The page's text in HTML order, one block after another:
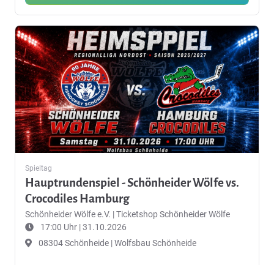
Spieltag
Hauptrundenspiel - Schönheider Wölfe vs.
Crocodiles Hamburg
Schönheider Wölfe e.V. |Ticketshop Schönheider Wölfe
17:00 Uhr | 31.10.2026
08304 Schönheide | Wolfsbau Schönheide